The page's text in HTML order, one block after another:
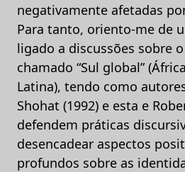
negativamente afetadas
Para tanto, oriento-me de
ligado a discussões sobre
chamado “Sul global”
Latina), tendo como
Shohat (1992) e esta e
defendem práticas
desencadear aspectos
profundos sobre as